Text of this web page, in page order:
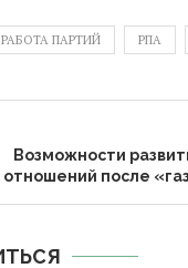
РАБОТА ПАРТИЙ РПА
Возможности
отношений после